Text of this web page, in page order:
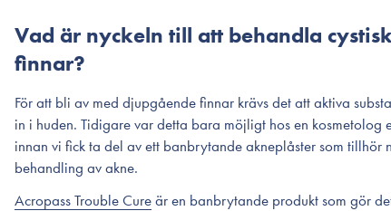
Vad är nyckeln till att behandla
finnar?
För att bli av med djupgående finnar krävs det att aktiva
in i huden. Tidigare var detta bara möjligt hos en kosmetolog
innan vi fick ta del av ett banbrytande akneplåster som tillhör
behandling av akne.
Acropass Trouble Cureär en banbrytande produkt som gör